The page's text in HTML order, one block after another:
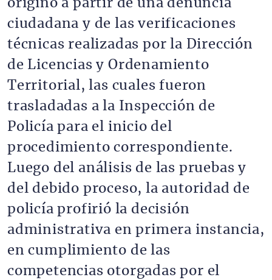
originó a partir de una denuncia
ciudadana y de las verificaciones
técnicas realizadas por la Dirección
de Licencias y Ordenamiento
Territorial, las cuales fueron
trasladadas a la Inspección de
Policía para el inicio del
procedimiento correspondiente.
Luego del análisis de las pruebas y
del debido proceso, la autoridad de
policía profirió la decisión
administrativa en primera instancia,
en cumplimiento de las
competencias otorgadas por el